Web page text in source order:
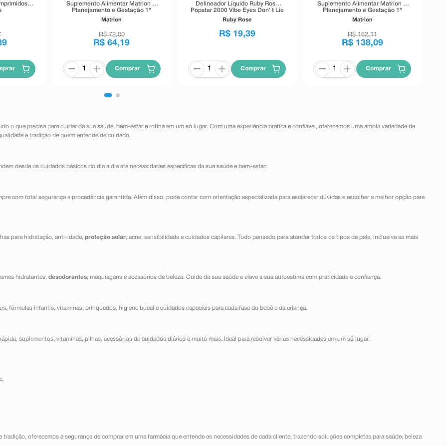
Suplemento Alimentar Matrion D
Planejamento e Gestação 1°
Trimestre 30 Comprimidos
Revestidos
Matrion
R$ 72,00
R$ 64,19
Comprar
Delineador Líquido Ruby Rose
Popstar 2000 Vibe Eyes Don' t Lie
Preto 5,5g
Ruby Rose
R$ 19,39
Comprar
Suplemento Alimentar Matrion D
Planejamento e Gestação 1°
Trimestre 90 Comprimidos
Revestidos
Matrion
R$ 162,11
R$ 138,09
Comprar
o que precisa para cuidar da sua saúde, bem-estar e rotina em um só lugar. Com uma experiência prática e confiável, oferecemos uma ampla variedade de
e tradição de quem entende de cuidado.
desde os cuidados básicos do dia a dia até necessidades específicas da sua saúde e bem-estar:
com total segurança e procedência garantida. Além disso, pode contar com orientação especializada para esclarecer dúvidas e escolher a melhor opção para
para hidratação, anti-idade, proteção solar, acne, sensibilidade e cuidados capilares. Tudo pensado para atender todos os tipos de pele, inclusive as mais
hidratantes, desodorantes, maquiagens e acessórios de beleza. Cuide da sua saúde e eleve a sua autoestima com praticidade e confiança.
fórmulas infantis, vitaminas, brinquedos, higiene bucal e cuidados especiais para cada fase do bebê e da criança.
suplementos, vitaminas, pilhas, acessórios de cuidados diários e muito mais. Ideal para resolver várias necessidades em um só lugar.
oferecemos a segurança de comprar em uma farmácia que entende as necessidades de cada cliente, trazendo soluções completas para saúde, beleza